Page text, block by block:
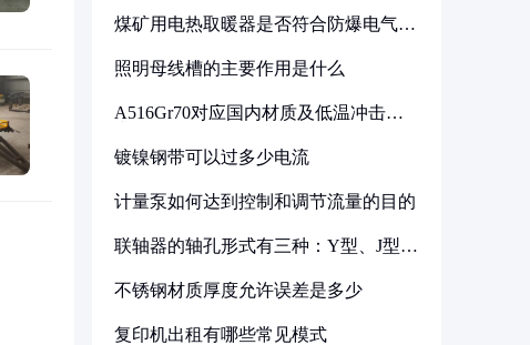
煤矿用电热取暖器是否符合防爆电气设
照明母线槽的主要作用是什么
A516Gr70对应国内材质及低温冲击要
镀镍钢带可以过多少电流
计量泵如何达到控制和调节流量的目的
联轴器的轴孔形式有三种：Y型、J型、
不锈钢材质厚度允许误差是多少
复印机出租有哪些常见模式